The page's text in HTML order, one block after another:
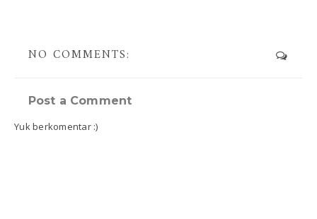
NO COMMENTS:
Post a Comment
Yuk berkomentar :)